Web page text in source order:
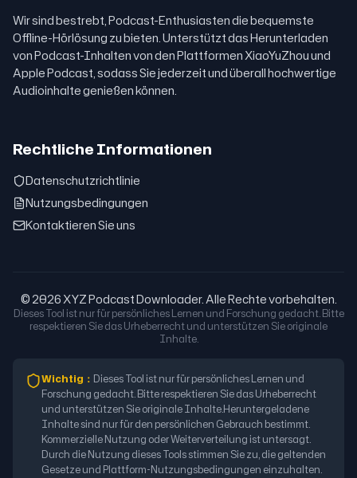
Wir sind bestrebt, Podcast-Enthusiasten die bequemste
Offline-Hörlösung zu bieten. Unterstützt das Herunterladen
von Podcast-Inhalten von den Plattformen XiaoYuZhou und
Apple Podcast, sodass Sie jederzeit und überall hochwertige
Audioinhalte genießen können.
Rechtliche Informationen
Datenschutzrichtlinie
Nutzungsbedingungen
Kontaktieren Sie uns
© 2026 XYZ Podcast Downloader. Alle Rechte vorbehalten.
Dieses Tool ist nur für persönliches Lernen und Forschung gedacht. Bitte
respektieren Sie das Urheberrecht und unterstützen Sie originale
Inhalte.
Wichtig ： Dieses Tool ist nur für persönliches Lernen und
Forschung gedacht. Bitte respektieren Sie das Urheberrecht
und unterstützen Sie originale Inhalte.Heruntergeladene
Inhalte sind nur für den persönlichen Gebrauch bestimmt.
Kommerzielle Nutzung oder Weiterverteilung ist untersagt.
Durch die Nutzung dieses Tools stimmen Sie zu, die geltenden
Gesetze und Plattform-Nutzungsbedingungen einzuhalten.